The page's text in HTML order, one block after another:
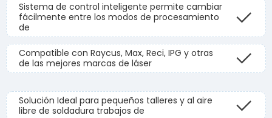
Sistema de control inteligente permite cambiar
fácilmente entre los modos de procesamiento
de
Compatible con Raycus, Max, Reci, IPG y otras
de las mejores marcas de láser
Solución Ideal para pequeños talleres y al aire
libre de soldadura trabajos de